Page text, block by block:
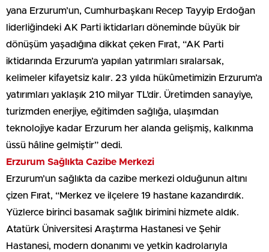
yana Erzurum’un, Cumhurbaşkanı Recep Tayyip Erdoğan
liderliğindeki AK Parti iktidarları döneminde büyük bir
dönüşüm yaşadığına dikkat çeken Fırat, “AK Parti
iktidarında Erzurum’a yapılan yatırımları sıralarsak,
kelimeler kifayetsiz kalır. 23 yılda hükûmetimizin Erzurum’a
yatırımları yaklaşık 210 milyar TL’dir. Üretimden sanayiye,
turizmden enerjiye, eğitimden sağlığa, ulaşımdan
teknolojiye kadar Erzurum her alanda gelişmiş, kalkınma
üssü hâline gelmiştir” dedi.
Erzurum Sağlıkta Cazibe Merkezi
Erzurum’un sağlıkta da cazibe merkezi olduğunun altını
çizen Fırat, “Merkez ve ilçelere 19 hastane kazandırdık.
Yüzlerce birinci basamak sağlık birimini hizmete aldık.
Atatürk Üniversitesi Araştırma Hastanesi ve Şehir
Hastanesi, modern donanımı ve yetkin kadrolarıyla